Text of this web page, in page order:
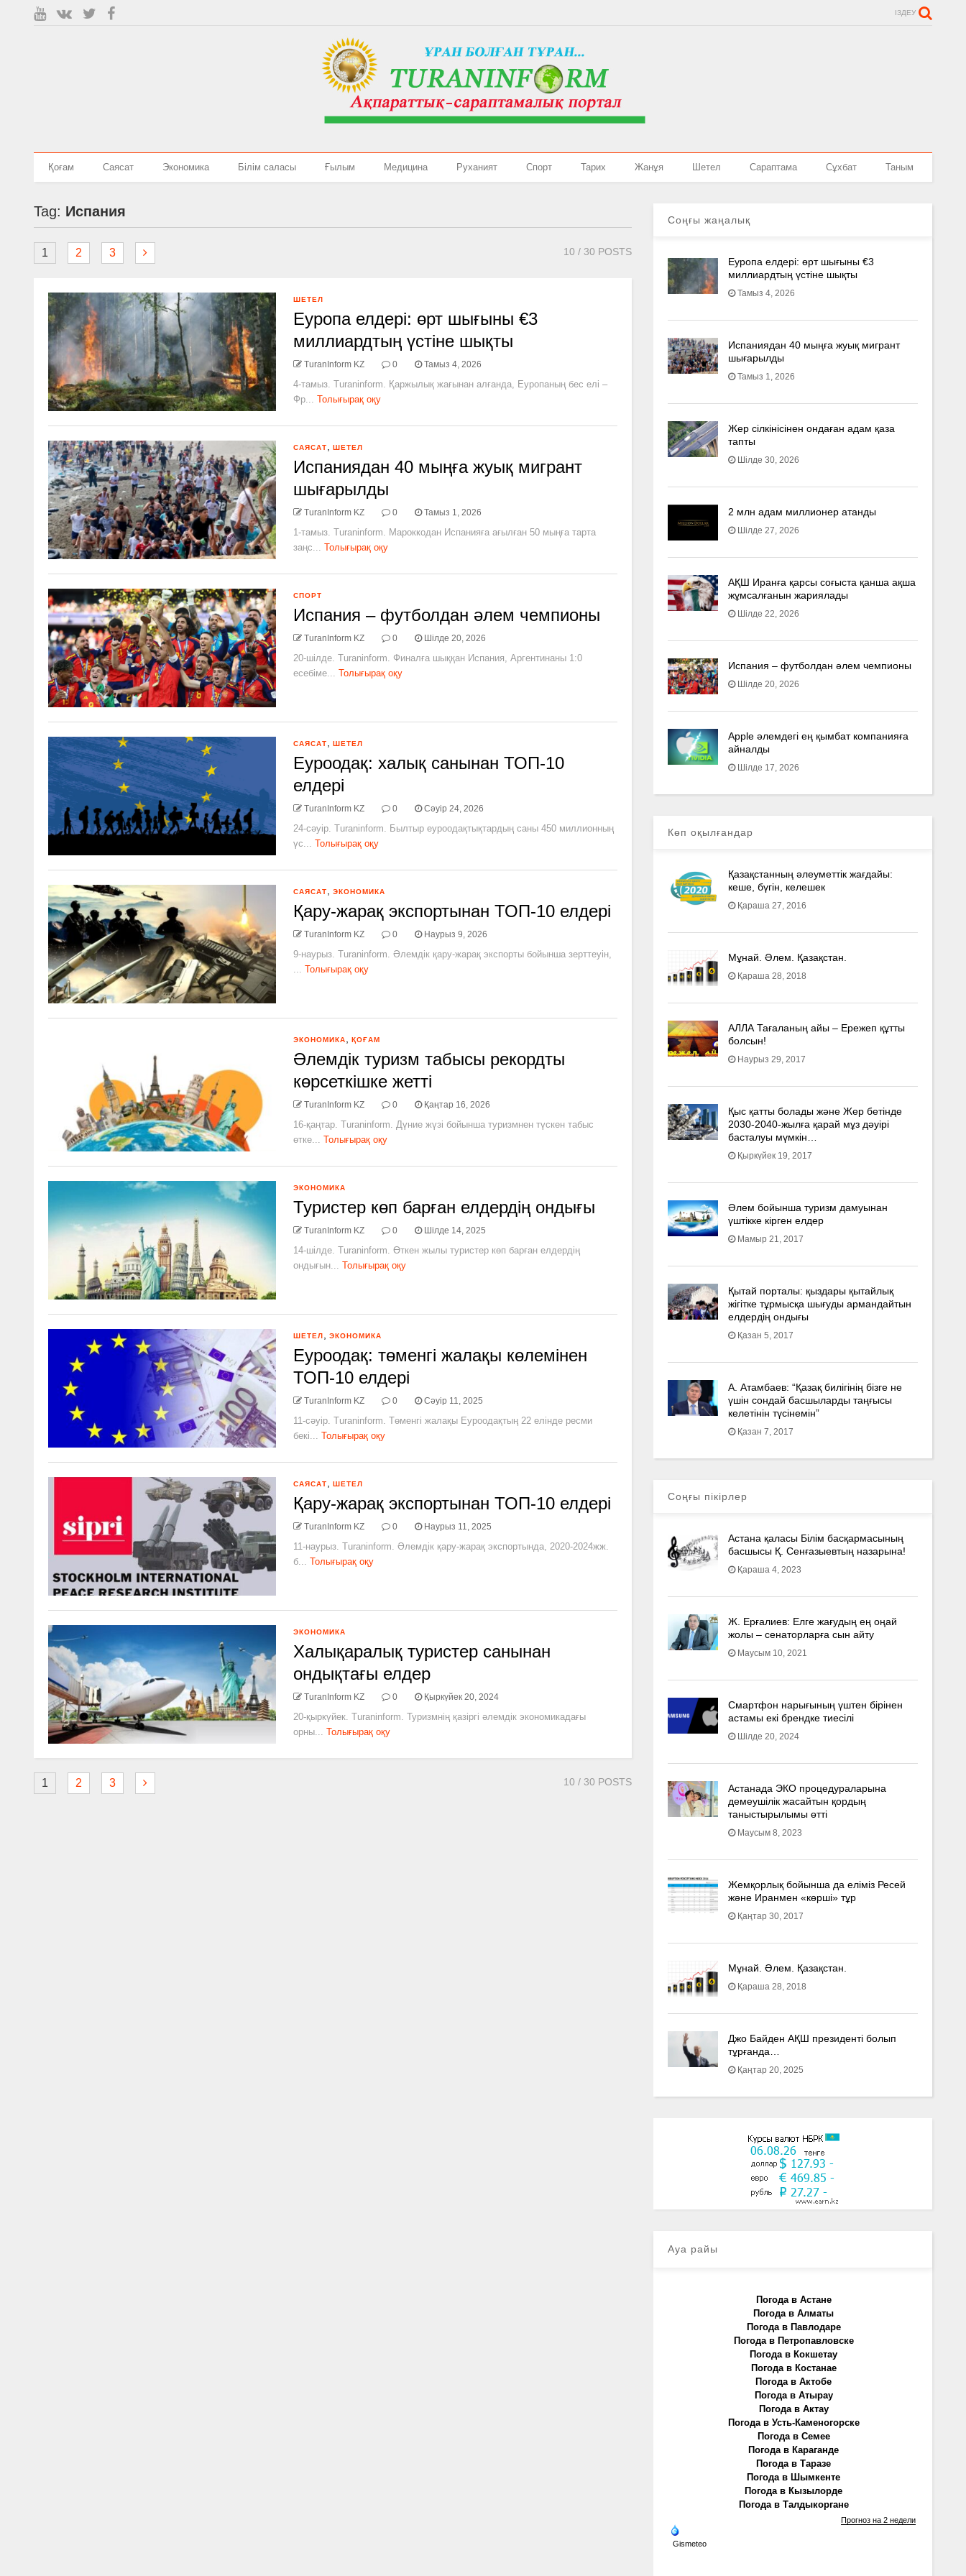
ІЗДЕУ
Қоғам Саясат Экономика Білім саласы Ғылым Медицина Руханият Спорт Тарих Жанұя Шетел Сараптама Сұхбат Таным
Tag: Испания
1 2 3 10 / 30 POSTS
ШЕТЕЛ
Еуропа елдері: өрт шығыны €3
миллиардтың үстіне шықты
TuranInform KZ 0 Тамыз 4, 2026
4-тамыз. Turaninform. Қаржылық жағынан алғанда, Еуропаның бес елі –
Фр... Толығырақ оқу
САЯСАТ ШЕТЕЛ
Испаниядан 40 мыңға жуық мигрант
шығарылды
TuranInform KZ 0 Тамыз 1, 2026
1-тамыз. Turaninform. Мароккодан Испанияға ағылған 50 мыңға тарта
заңс... Толығырақ оқу
СПОРТ
Испания – футболдан әлем чемпионы
TuranInform KZ 0 Шілде 20, 2026
20-шілде. Turaninform. Финалға шыққан Испания, Аргентинаны 1:0
есебіме... Толығырақ оқу
САЯСАТ ШЕТЕЛ
Еуроодақ: халық санынан ТОП-10
елдері
TuranInform KZ 0 Сәуір 24, 2026
24-сәуір. Turaninform. Былтыр еуроодақтықтардың саны 450 миллионның
үс... Толығырақ оқу
САЯСАТ ЭКОНОМИКА
Қару-жарақ экспортынан ТОП-10 елдері
TuranInform KZ 0 Наурыз 9, 2026
9-наурыз. Turaninform. Әлемдік қару-жарақ экспорты бойынша зерттеуін,
... Толығырақ оқу
ЭКОНОМИКА ҚОҒАМ
Әлемдік туризм табысы рекордты
көрсеткішке жетті
TuranInform KZ 0 Қаңтар 16, 2026
16-қаңтар. Turaninform. Дүние жүзі бойынша туризмнен түскен табыс
өтке... Толығырақ оқу
ЭКОНОМИКА
Туристер көп барған елдердің ондығы
TuranInform KZ 0 Шілде 14, 2025
14-шілде. Turaninform. Өткен жылы туристер көп барған елдердің
ондығын... Толығырақ оқу
ШЕТЕЛ ЭКОНОМИКА
Еуроодақ: төменгі жалақы көлемінен
ТОП-10 елдері
TuranInform KZ 0 Сәуір 11, 2025
11-сәуір. Turaninform. Төменгі жалақы Еуроодақтың 22 елінде ресми
бекі... Толығырақ оқу
САЯСАТ ШЕТЕЛ
Қару-жарақ экспортынан ТОП-10 елдері
TuranInform KZ 0 Наурыз 11, 2025
11-наурыз. Turaninform. Әлемдік қару-жарақ экспортында, 2020-2024жж.
б... Толығырақ оқу
ЭКОНОМИКА
Халықаралық туристер санынан
ондықтағы елдер
TuranInform KZ 0 Қыркүйек 20, 2024
20-қыркүйек. Turaninform. Туризмнің қазіргі әлемдік экономикадағы
орны... Толығырақ оқу
1 2 3 10 / 30 POSTS
Соңғы жаңалық
Еуропа елдері: өрт шығыны €3
миллиардтың үстіне шықты
Тамыз 4, 2026
Испаниядан 40 мыңға жуық мигрант
шығарылды
Тамыз 1, 2026
Жер сілкінісінен ондаған адам қаза
тапты
Шілде 30, 2026
2 млн адам миллионер атанды
Шілде 27, 2026
АҚШ Иранға қарсы соғыста қанша ақша
жұмсалғанын жариялады
Шілде 22, 2026
Испания – футболдан әлем чемпионы
Шілде 20, 2026
Apple әлемдегі ең қымбат компанияға
айналды
Шілде 17, 2026
Көп оқылғандар
Қазақстанның әлеуметтік жағдайы:
кеше, бүгін, келешек
Қараша 27, 2016
Мұнай. Әлем. Қазақстан.
Қараша 28, 2018
АЛЛА Тағаланың айы – Ережеп құтты
болсын!
Наурыз 29, 2017
Қыс қатты болады және Жер бетінде
2030-2040­-жылға қарай мұз дәуірі
басталуы мүмкін…
Қыркүйек 19, 2017
Әлем бойынша туризм дамуынан
үштікке кірген елдер
Мамыр 21, 2017
Қытай порталы: қыздары қытайлық
жігітке тұрмысқа шығуды армандайтын
елдердің ондығы
Қазан 5, 2017
А. Атамбаев: “Қазақ билігінің бізге не
үшін сондай басшыларды таңғысы
келетінін түсінемін”
Қазан 7, 2017
Соңғы пікірлер
Астана қаласы Білім басқармасының
басшысы Қ. Сенғазыевтың назарына!
Қараша 4, 2023
Ж. Ерғалиев: Елге жағудың ең оңай
жолы – сенаторларға сын айту
Маусым 10, 2021
Смартфон нарығының үштен бірінен
астамы екі брендке тиесілі
Шілде 20, 2024
Астанада ЭКО процедураларына
демеушілік жасайтын қордың
таныстырылымы өтті
Маусым 8, 2023
Жемқорлық бойынша да еліміз Ресей
және Иранмен «көрші» тұр
Қаңтар 30, 2017
Мұнай. Әлем. Қазақстан.
Қараша 28, 2018
Джо Байден АҚШ президенті болып
тұрғанда…
Қаңтар 20, 2025
Ауа райы
Погода в Астане
Погода в Алматы
Погода в Павлодаре
Погода в Петропавловске
Погода в Кокшетау
Погода в Костанае
Погода в Актобе
Погода в Атырау
Погода в Актау
Погода в Усть-Каменогорске
Погода в Семее
Погода в Караганде
Погода в Таразе
Погода в Шымкенте
Погода в Кызылорде
Погода в Талдыкоргане
Gismeteo
Прогноз на 2 недели